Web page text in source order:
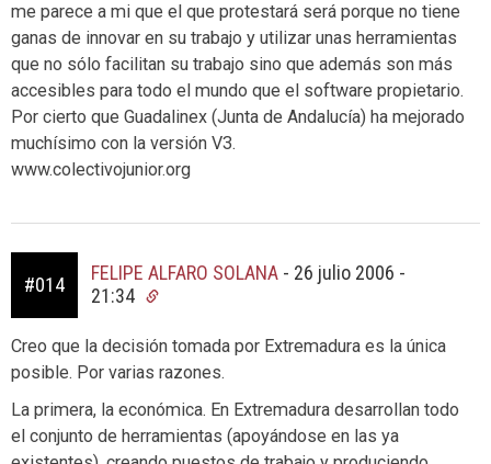
me parece a mi que el que protestará será porque no tiene
ganas de innovar en su trabajo y utilizar unas herramientas
que no sólo facilitan su trabajo sino que además son más
accesibles para todo el mundo que el software propietario.
Por cierto que Guadalinex (Junta de Andalucía) ha mejorado
muchísimo con la versión V3.
www.colectivojunior.org
#014
FELIPE ALFARO SOLANA - 26 julio 2006 -
21:34
Creo que la decisión tomada por Extremadura es la única
posible. Por varias razones.
La primera, la económica. En Extremadura desarrollan todo
el conjunto de herramientas (apoyándose en las ya